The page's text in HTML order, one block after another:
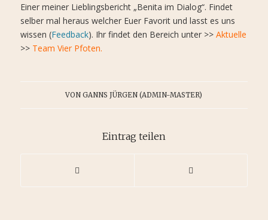
Einer meiner Lieblingsbericht „Benita im Dialog“. Findet
selber mal heraus welcher Euer Favorit und lasst es uns
wissen (Feedback). Ihr findet den Bereich unter >> Aktuelle
>> Team Vier Pfoten.
VONGANNS JÜRGEN (ADMIN-MASTER)
Eintrag teilen